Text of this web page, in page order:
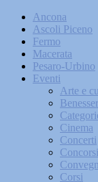
Ancona
Ascoli Piceno
Fermo
Macerata
Pesaro-Urbino
Eventi
Arte e
Cinema
Concerti
Concorsi
Corsi